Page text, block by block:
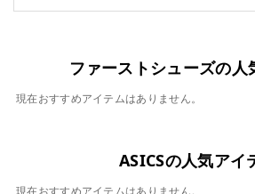
ファーストシューズの人
現在おすすめアイテムはありません。
ASICSの人気アイ